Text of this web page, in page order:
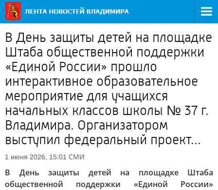
В День защиты детей на площадке
Штаба общественной поддержки
«Единой России» прошло
интерактивное образовательное
мероприятие для учащихся
начальных классов школы № 37 г.
Владимира. Организатором
выступил федеральный проект...
1 июня 2026, 15:01 СМИ
В День защиты детей на площадке Штаба
общественной поддержки «Единой России»